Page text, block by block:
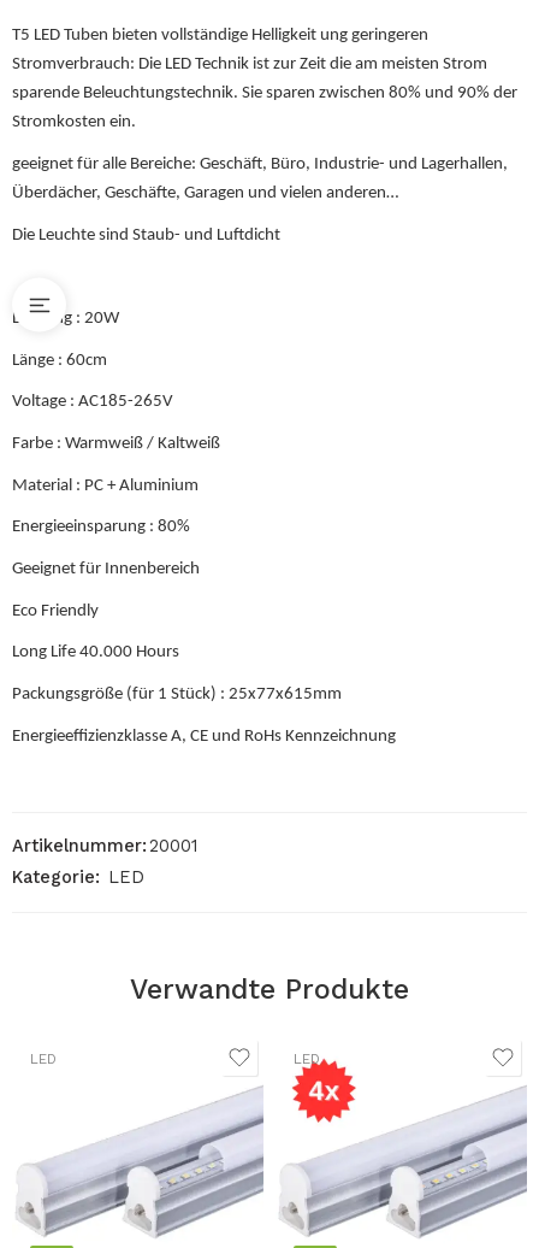
T5 LED Tuben bieten vollständige Helligkeit ung geringeren
Stromverbrauch: Die LED Technik ist zur Zeit die am meisten Strom
sparende Beleuchtungstechnik. Sie sparen zwischen 80% und 90% der
Stromkosten ein.
geeignet für alle Bereiche: Geschäft, Büro, Industrie- und Lagerhallen,
Überdächer, Geschäfte, Garagen und vielen anderen…
Die Leuchte sind Staub- und Luftdicht
Leistung : 20W
Länge : 60cm
Voltage : AC185-265V
Farbe : Warmweiß / Kaltweiß
Material : PC + Aluminium
Energieeinsparung : 80%
Geeignet für Innenbereich
Eco Friendly
Long Life 40.000 Hours
Packungsgröße (für 1 Stück) : 25x77x615mm
Energieeffizienzklasse A, CE und RoHs Kennzeichnung
Artikelnummer:20001
Kategorie: LED
Verwandte Produkte
LED LED